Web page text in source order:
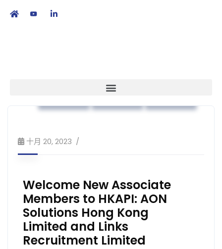
十月 20, 2023
Welcome New Associate
Members to HKAPI: AON
Solutions Hong Kong
Limited and Links
Recruitment Limited